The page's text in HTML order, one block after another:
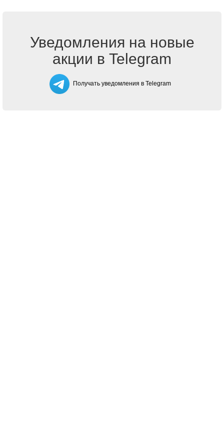
Уведомления на новые
акции в Telegram
Получать уведомления в Telegram